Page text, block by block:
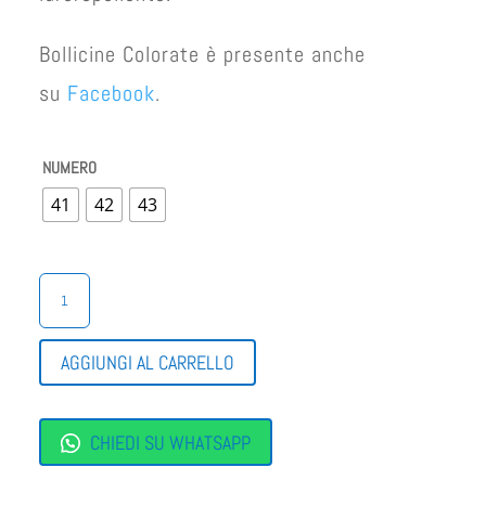
Bollicine Colorate è presente anche
su Facebook.
NUMERO
41 42 43
STIVALETTO
UOMO
PELLE
NERO
QUANTITÀ
AGGIUNGI AL CARRELLO
CHIEDI SU WHATSAPP